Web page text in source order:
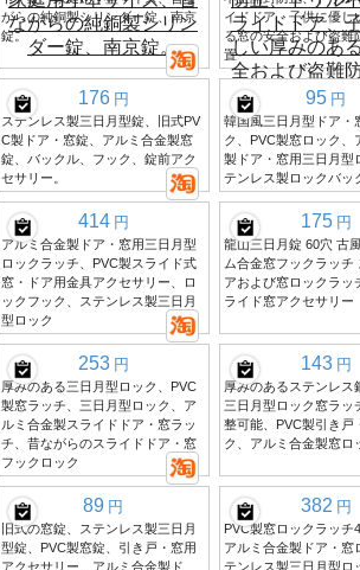
がらの純銅製シリンダー錠、南京
錠。
イドドア、子供に優し
る窓の安全および盗難
置
176 円
ステンレス製三日月型錠、旧式PV
C製ドア・窓錠、アルミ合金製窓
錠、バックル、フック、錠前アク
セサリー。
95 円
韓国風三日月型ドア・
ク、PVC製窓ロック、
製ドア・窓用三日月型
テンレス製ロックバッ
414 円
アルミ合金製ドア・窓用三日月型
ロックラッチ、PVC製スライド式
窓・ドア用金具アクセサリー、ロ
ックフック、ステンレス製三日月
型ロック
175 円
龍山三日月錠 60穴 古
ム合金窓フックラッチ
アおよび窓ロックラッ
ライド窓アクセサリー
253 円
厚みのある三日月型ロック、PVC
製窓ラッチ、三日月型ロック、ア
ルミ合金製スライドドア・窓ラッ
チ、昔ながらのスライドドア・窓
フックロック
143 円
厚みのあるステンレス
三日月型ロック窓ラッ
整可能、PVC製引き戸
ク、アルミ合金製窓ロ
89 円
旧式の窓錠、ステンレス製三日月
型錠、PVC製窓錠、引き戸・窓用
アクセサリー、アルミ合金製ド
382 円
PVC製窓ロックラッチ
アルミ合金製ドア・窓
テンレス製三日月型ロ